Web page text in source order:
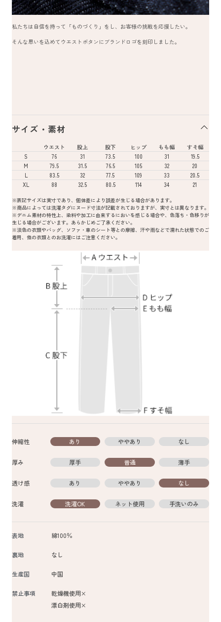
私たちは自信を持って「ものづくり」をし、お客様の挑戦を応援したい。
そんな思いを込めてウエストボタンにブランドロゴを刻印しました。
サイズ・素材
ウエスト 股上 股下 ヒップ もも幅
すそ幅
S
76 31 73.5 100 31
19.5
M
79.5 31.5 76.5 105 32
20
L
83.5 32 77.5 109 33
20.5
XL
88 32.5 80.5 114 34 21
※表記サイズは実寸であり、個体差により誤差が生じる場合があります。
※商品によっては洗濯タグにヌード寸法が記載されておりますが、実寸とは異なります。
※デニム素材の特性上、染料や加工に由来するにおいを感じる場合や、色落ち・色移りが
生じる場合がございます。あらかじめご了承ください。
※淡色の衣類やバッグ、ソファ・車のシート等との摩擦、汗や雨などで濡れた状態でのご
着用、他の衣類とのお洗濯にはご注意ください。
伸縮性 あり ややあり なし
厚み 厚手 普通 薄手
透け感 あり ややあり なし
洗濯 洗濯OK ネット使用 手洗いのみ
表地 綿100％
裏地 なし
生産国 中国
禁止事項
乾燥機使用×
漂白剤使用×